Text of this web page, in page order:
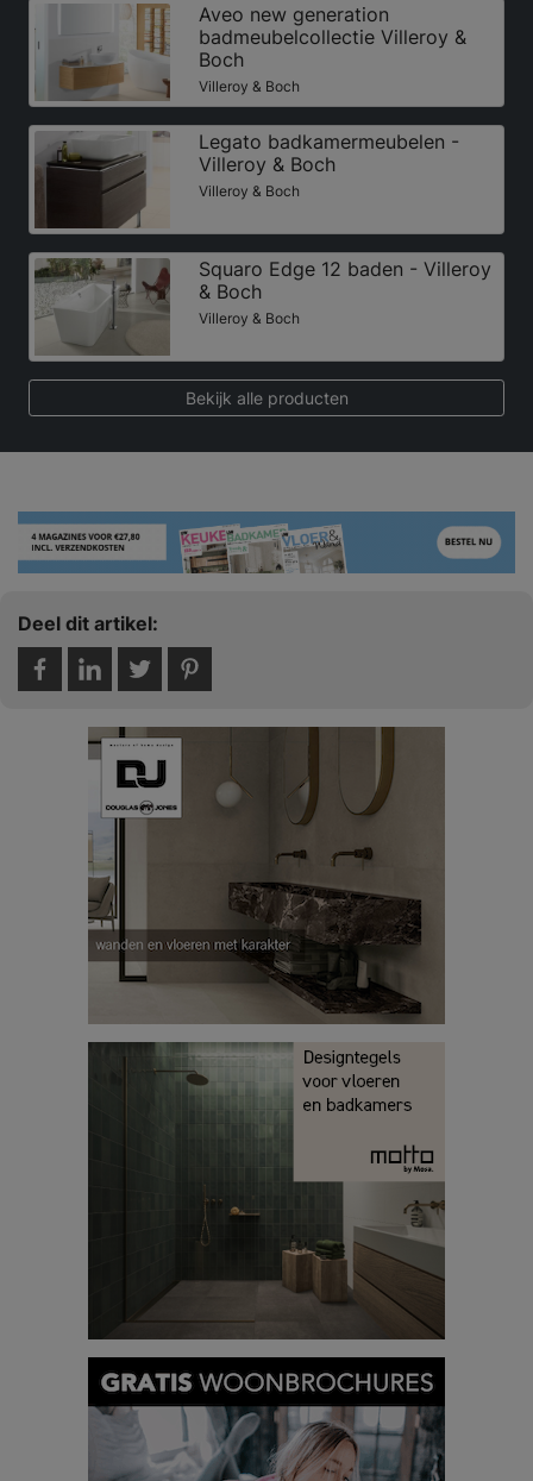
Aveo new generation
badmeubelcollectie Villeroy &
Boch
Villeroy & Boch
Legato badkamermeubelen -
Villeroy & Boch
Villeroy & Boch
Squaro Edge 12 baden - Villeroy
& Boch
Villeroy & Boch
Bekijk alle producten
Deel dit artikel: